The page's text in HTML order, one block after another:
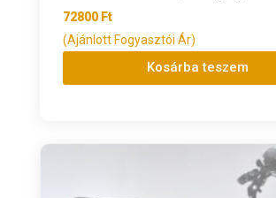
72800 Ft
(Ajánlott Fogyasztói Ár)
Kosárba teszem